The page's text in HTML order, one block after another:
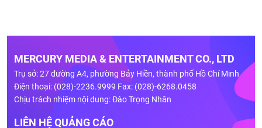
MERCURY MEDIA & ENTERTAINMENT CO., LTD
Trụ sở: 27 đường A4, phường Bảy Hiền, thành phố Hồ Chí Minh
Điện thoại: (028)-2236.9999 Fax: (028)-6268.0458
Chịu trách nhiệm nội dung: Đào Trọng Nhân
LIÊN HỆ QUẢNG CÁO